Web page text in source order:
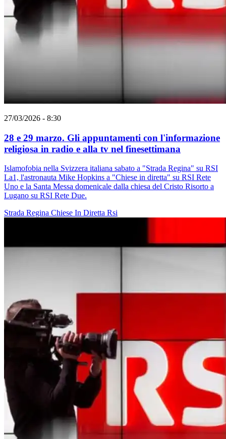
27/03/2026 - 8:30
28 e 29 marzo. Gli appuntamenti con l'informazione
religiosa in radio e alla tv nel finesettimana
Islamofobia nella Svizzera italiana sabato a "Strada Regina" su RSI
La1, l'astronauta Mike Hopkins a "Chiese in diretta" su RSI Rete
Uno e la Santa Messa domenicale dalla chiesa del Cristo Risorto a
Lugano su RSI Rete Due.
Strada Regina Chiese In Diretta Rsi